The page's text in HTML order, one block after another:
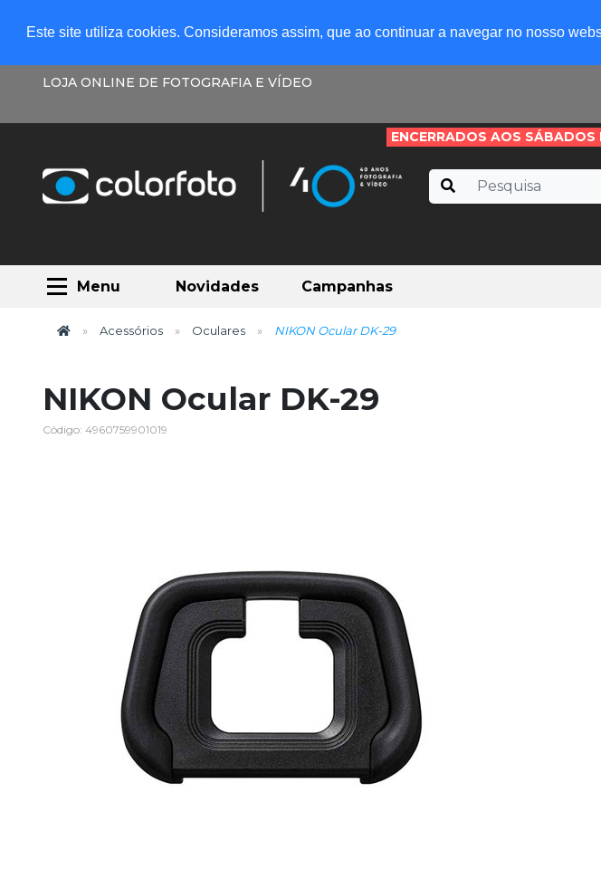
Este site utiliza cookies. Consideramos assim, que ao continuar a navegar no nosso
LOJA ONLINE DE FOTOGRAFIA E VÍDEO
ENCERRADOS AOS
Menu Novidades Campanhas
Acessórios Oculares NIKON Ocular DK-29
NIKON Ocular DK-29
Código: 4960759901019